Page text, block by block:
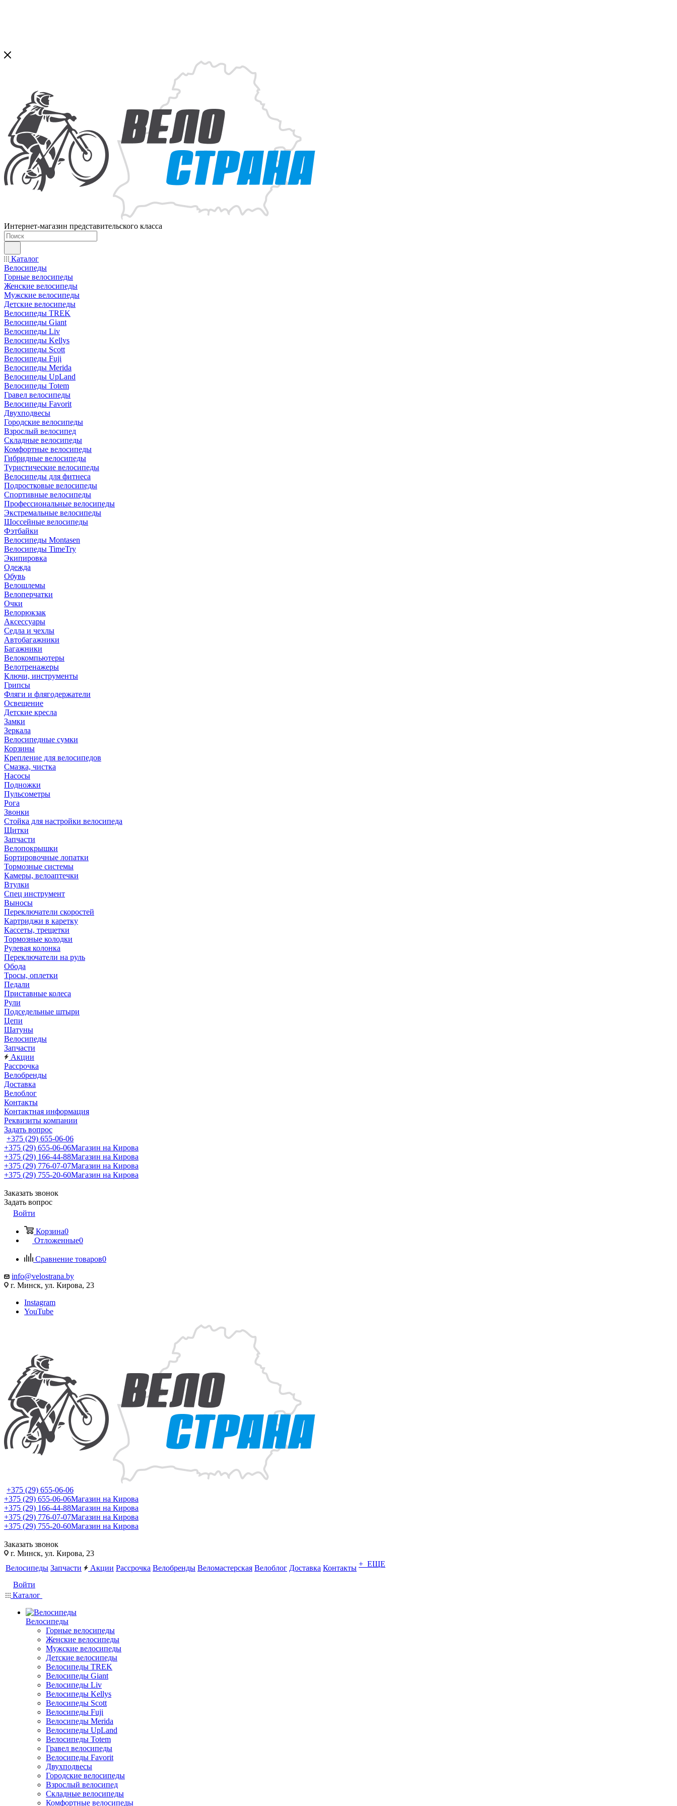
Интернет-магазин представительского класса
Каталог
Велосипеды
Горные велосипеды
Женские велосипеды
Мужские велосипеды
Детские велосипеды
Велосипеды TREK
Велосипеды Giant
Велосипеды Liv
Велосипеды Kellys
Велосипеды Scott
Велосипеды Fuji
Велосипеды Merida
Велосипеды UpLand
Велосипеды Totem
Гравел велосипеды
Велосипеды Favorit
Двухподвесы
Городские велосипеды
Взрослый велосипед
Складные велосипеды
Комфортные велосипеды
Гибридные велосипеды
Туристические велосипеды
Велосипеды для фитнеса
Подростковые велосипеды
Спортивные велосипеды
Профессиональные велосипеды
Экстремальные велосипеды
Шоссейные велосипеды
Фэтбайки
Велосипеды Montasen
Велосипеды TimeTry
Экипировка
Одежда
Обувь
Велошлемы
Велоперчатки
Очки
Велорюкзак
Аксессуары
Седла и чехлы
Автобагажники
Багажники
Велокомпьютеры
Велотренажеры
Ключи, инструменты
Грипсы
Фляги и флягодержатели
Освещение
Детские кресла
Замки
Зеркала
Велосипедные сумки
Корзины
Крепление для велосипедов
Смазка, чистка
Насосы
Подножки
Пульсометры
Рога
Звонки
Стойка для настройки велосипеда
Щитки
Запчасти
Велопокрышки
Бортировочные лопатки
Тормозные системы
Камеры, велоаптечки
Втулки
Спец инструмент
Выносы
Переключатели скоростей
Картриджи в каретку
Кассеты, трещетки
Тормозные колодки
Рулевая колонка
Переключатели на руль
Обода
Тросы, оплетки
Педали
Приставные колеса
Рули
Подседельные штыри
Цепи
Шатуны
Велосипеды
Запчасти
Акции
Рассрочка
Велобренды
Доставка
Велоблог
Контакты
Контактная информация
Реквизиты компании
Задать вопрос
+375 (29) 655-06-06
+375 (29) 655-06-06Магазин на Кирова
+375 (29) 166-44-88Магазин на Кирова
+375 (29) 776-07-07Магазин на Кирова
+375 (29) 755-20-60Магазин на Кирова
Заказать звонок
Задать вопрос
Войти
Корзина0
Отложенные0
Сравнение товаров0
info@velostrana.by
г. Минск, ул. Кирова, 23
Instagram
YouTube
+375 (29) 655-06-06
+375 (29) 655-06-06Магазин на Кирова
+375 (29) 166-44-88Магазин на Кирова
+375 (29) 776-07-07Магазин на Кирова
+375 (29) 755-20-60Магазин на Кирова
Заказать звонок
г. Минск, ул. Кирова, 23
Велосипеды Запчасти Акции Рассрочка Велобренды Веломастерская Велоблог Доставка Контакты + ЕЩЕ
Войти
Каталог
Велосипеды
Горные велосипеды
Женские велосипеды
Мужские велосипеды
Детские велосипеды
Велосипеды TREK
Велосипеды Giant
Велосипеды Liv
Велосипеды Kellys
Велосипеды Scott
Велосипеды Fuji
Велосипеды Merida
Велосипеды UpLand
Велосипеды Totem
Гравел велосипеды
Велосипеды Favorit
Двухподвесы
Городские велосипеды
Взрослый велосипед
Складные велосипеды
Комфортные велосипеды